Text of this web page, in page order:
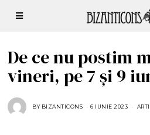
De ce nu postim
vineri, pe 7 și 9
BY BIZANTICONS 6 IUNIE 2023